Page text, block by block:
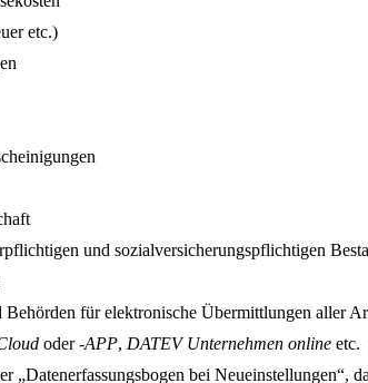
etc.)
und sozialversicherungspflichtigen
für elektronische Übermittlungen aller
oder-APP, DATEV Unternehmen online etc.
bei Neueinstellungen“,